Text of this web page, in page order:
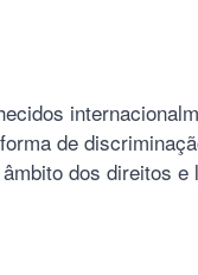
de
dos direitos e